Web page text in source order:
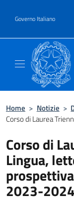
Governo Italiano
Home > Notizie >
Corso di Laurea
Corso di
Lingua,
2023-2024